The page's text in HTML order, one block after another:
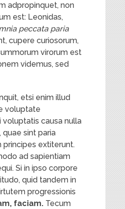
adpropinquet, non
est: Leonidas,
peccata paria
cupere curiosorum,
virorum est
videmus, sed
etsi enim illud
voluptate
voluptatis causa nulla
sint paria
principes extiterunt.
ad sapientiam
Si in ipso corpore
quid tandem in
progressionis
faciam. Tecum